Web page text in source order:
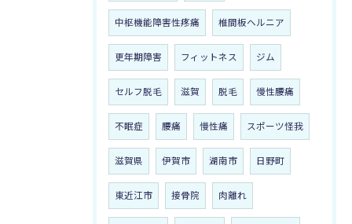
中枢機能障害性疼痛 椎間板ヘルニア
更年期障害 フィットネス ジム
セルフ脱毛 滋賀 脱毛 慢性腰痛
不眠症 腰痛 慢性痛 スポーツ怪我
滋賀県 伊賀市 湖南市 日野町
東近江市 接骨院 肉離れ